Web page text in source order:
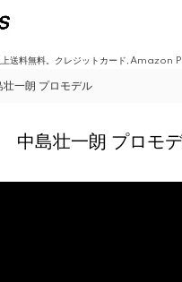
上送料無料。クレジットカード,Amazon
壮一朗 プロモデル
中島壮一朗 プロモ